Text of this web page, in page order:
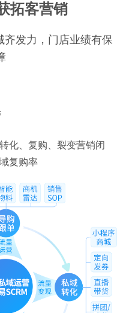
拓客营销
齐发力，门店业绩有保
化、复购、裂变营销闭
复购率